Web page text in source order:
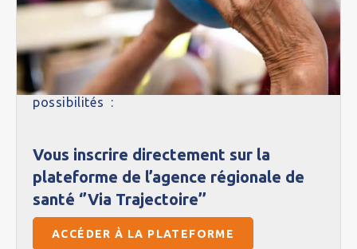
Pour effectuer une demande d’admission dans
notre établissement, vous avez deux
possibilités :
Vous inscrire directement sur la
plateforme de l’agence régionale de
santé ‘’Via Trajectoire’’
ACCÉDER À LA PLATEFORME